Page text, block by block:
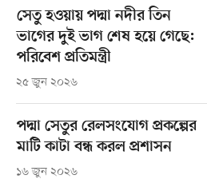
সেতু হওয়ায় পদ্মা নদীর তিন
ভাগের দুই ভাগ শেষ হয়ে গেছে:
পরিবেশ প্রতিমন্ত্রী
২৫ জুন ২০২৬
পদ্মা সেতুর রেলসংযোগ প্রকল্পের
মাটি কাটা বন্ধ করল প্রশাসন
১৬ জুন ২০২৬